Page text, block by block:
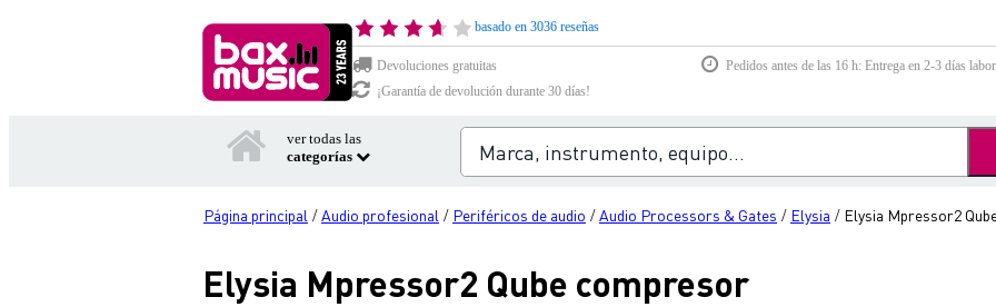
basado en 3036 reseñas
Devoluciones gratuitas
Pedidos antes de las 16 h: Entrega en 2-3 días
¡Garantía de devolución durante 30 días!
ver todas las
categorías
Página principal /Audio profesional / Periféricos de audio /Audio Processors & Gates / Elysia / Elysia Mpressor2
Elysia Mpressor2 Qube compresor